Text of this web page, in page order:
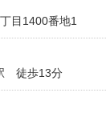
目1400番地1
徒歩13分